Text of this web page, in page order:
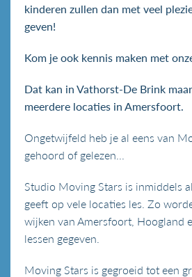
kinderen zullen dan met veel
geven!
Kom je ook kennis maken met
Dat kan in Vathorst-De Brink
meerdere locaties in Amersfoort.
Ongetwijfeld heb je al eens van
gehoord of gelezen...
Studio Moving Stars is inmiddels
geeft op vele locaties les. Zo
wijken van Amersfoort, Hoogland
lessen gegeven.
Moving Stars is gegroeid tot een